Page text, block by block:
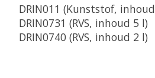
DRIN011 (Kunststof,
DRIN0731 (RVS, inhoud 5 l)
DRIN0740 (RVS, inhoud 2 l)